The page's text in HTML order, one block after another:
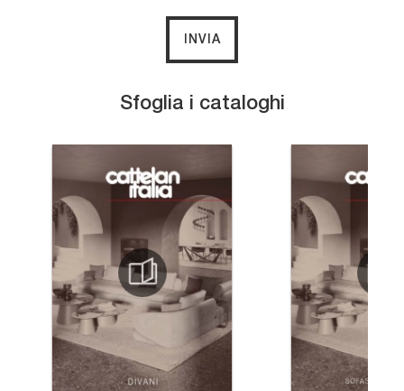
Sfoglia i cataloghi
INVIA